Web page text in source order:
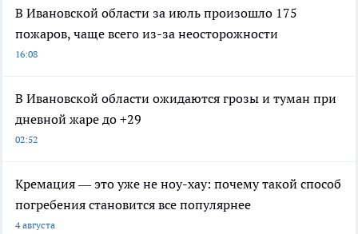
В Ивановской области за июль произошло 175
пожаров, чаще всего из-за неосторожности
16:08
В Ивановской области ожидаются грозы и туман при
дневной жаре до +29
02:52
Кремация — это уже не ноу-хау: почему такой способ
погребения становится все популярнее
4 августа